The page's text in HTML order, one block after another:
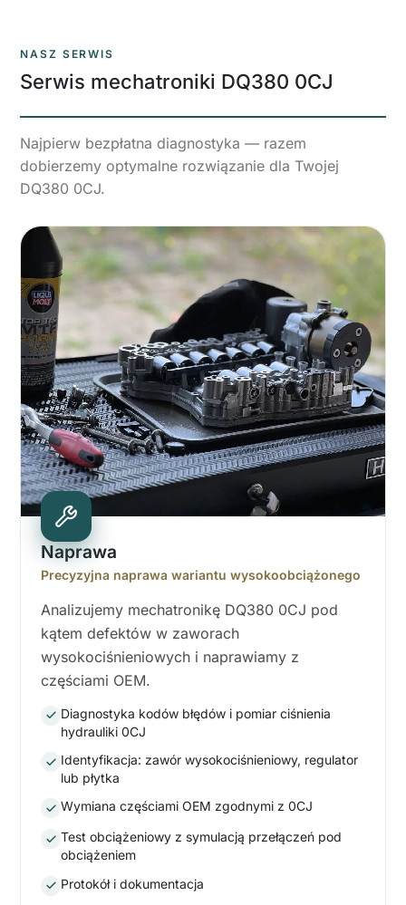
NASZ SERWIS
Serwis mechatroniki DQ380 0CJ
Najpierw bezpłatna diagnostyka — razem
dobierzemy optymalne rozwiązanie dla Twojej
DQ380 0CJ.
Naprawa
Precyzyjna naprawa wariantu wysokoobciążonego
Analizujemy mechatronikę DQ380 0CJ pod
kątem defektów w zaworach
wysokociśnieniowych i naprawiamy z
częściami OEM.
Diagnostyka kodów błędów i pomiar ciśnienia
hydrauliki 0CJ
Identyfikacja: zawór wysokociśnieniowy, regulator
lub płytka
Wymiana częściami OEM zgodnymi z 0CJ
Test obciążeniowy z symulacją przełączeń pod
obciążeniem
Protokół i dokumentacja